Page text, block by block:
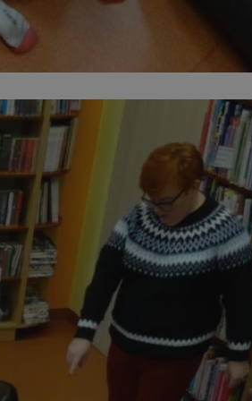
sesji.
sesji.
sesji.
dotyczących
z witryny.
prywatności
przestrzeganie
użytkownik nie
preferencji,
regulacjami
identyfikatora
obsługuje
optymalizacji
przechowywania
do usług
czy użytkownik
lub reklamy.